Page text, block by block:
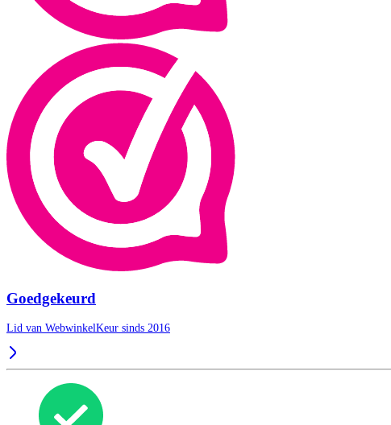
Goedgekeurd
Lid van WebwinkelKeur sinds 2016